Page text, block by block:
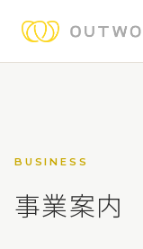
BUSINESS
事業案内